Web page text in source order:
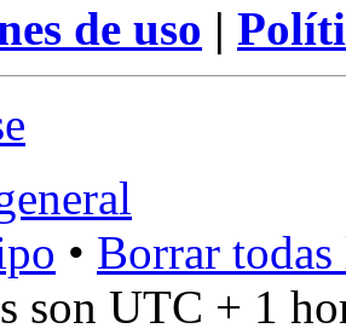
de uso |
• Borrar
son UTC + 1